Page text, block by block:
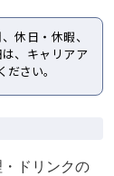
休日・休暇、
、キャリアア
ださい。
ドリンクの